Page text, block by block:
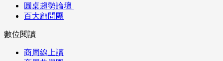
圓桌趨勢論壇
百大顧問團
數位閱讀
商周線上讀